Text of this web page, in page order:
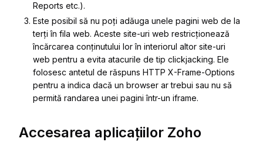
Reports etc.).
Este posibil să nu poți adăuga unele pagini web de la
terți în fila web. Aceste site-uri web restricționează
încărcarea conținutului lor în interiorul altor site-uri
web pentru a evita atacurile de tip clickjacking. Ele
folosesc antetul de răspuns HTTP X-Frame-Options
pentru a indica dacă un browser ar trebui sau nu să
permită randarea unei pagini într-un iframe.
Accesarea aplicațiilor Zoho